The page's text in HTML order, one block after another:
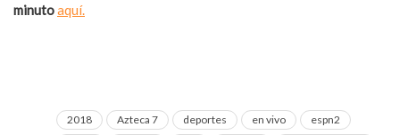
minutoaquí.
2018 Azteca 7 deportes en vivo
espn2